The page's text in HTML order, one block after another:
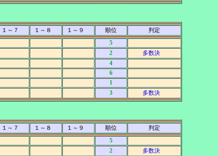
１～７ １～８ １～９ 順位
判定
5
2
多数決
4
6
1
3 多数決
１～７ １～８ １～９ 順位
判定
5
2
多数決